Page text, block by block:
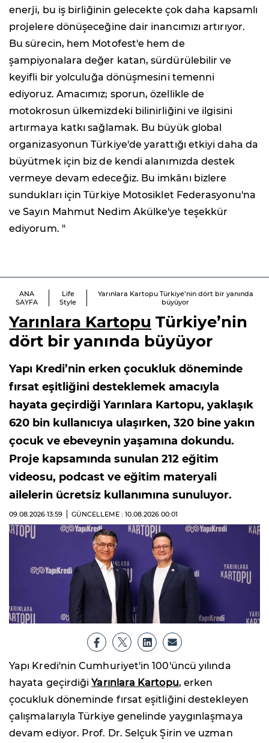
enerji, bu iş birliğinin gelecekte çok daha kapsamlı
projelere dönüşeceğine dair inancımızı artırıyor.
Bu sürecin, hem Motofest'e hem de
şampiyonalara değer katan, sürdürülebilir ve
keyifli bir yolculuğa dönüşmesini temenni
ediyoruz. Amacımız; sporun, özellikle de
motokrosun ülkemizdeki bilinirliğini ve ilgisini
artırmaya katkı sağlamak. Bu büyük global
organizasyonun Türkiye'de yarattığı etkiyi daha da
büyütmek için biz de kendi alanımızda destek
vermeye devam edeceğiz. Bu imkânı bizlere
sundukları için Türkiye Motosiklet Federasyonu'na
ve Sayın Mahmut Nedim Akülke'ye teşekkür
ediyorum. "
ANA
SAYFA
Life
Style
Yarınlara Kartopu Türkiye’nin dört bir yanında
büyüyor
Yarınlara Kartopu Türkiye’nin
dört bir yanında büyüyor
Yapı Kredi’nin erken çocukluk döneminde
fırsat eşitliğini desteklemek amacıyla
hayata geçirdiği Yarınlara Kartopu, yaklaşık
620 bin kullanıcıya ulaşırken, 320 bine yakın
çocuk ve ebeveynin yaşamına dokundu.
Proje kapsamında sunulan 212 eğitim
videosu, podcast ve eğitim materyali
ailelerin ücretsiz kullanımına sunuluyor.
09.08.2026 13:59 GÜNCELLEME : 10.08.2026 00:01
Yapı Kredi'nin Cumhuriyet'in 100'üncü yılında
hayata geçirdiğiYarınlara Kartopu, erken
çocukluk döneminde fırsat eşitliğini destekleyen
çalışmalarıyla Türkiye genelinde yaygınlaşmaya
devam ediyor. Prof. Dr. Selçuk Şirin ve uzman